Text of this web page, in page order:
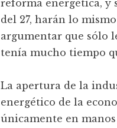
reforma energética, y
del 27, harán lo
argumentar que sólo
tenía mucho tiempo
La apertura de la
energético de la
únicamente en